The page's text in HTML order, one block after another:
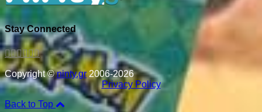
Stay Connected
Copyright ©ninty.gr2006-2026
Privacy Policy
Back to Top